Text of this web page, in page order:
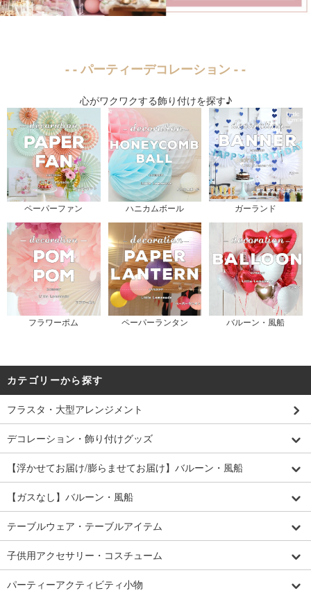
- - パーティーデコレーション - -
心がワクワクする飾り付けを探す♪
ペーパーファン ハニカムボール ガーランド
フラワーポム ペーパーランタン バルーン・風船
カテゴリーから探す
フラスタ・大型アレンジメント
デコレーション・飾り付けグッズ
【浮かせてお届け/膨らませてお届け】バルーン・風船
【ガスなし】バルーン・風船
テーブルウェア・テーブルアイテム
子供用アクセサリー・コスチューム
パーティーアクティビティ小物